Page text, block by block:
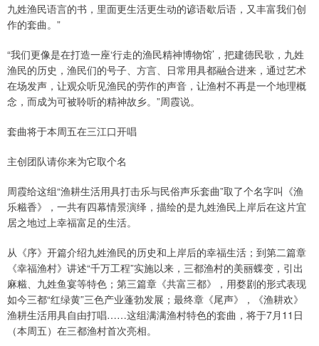
九姓渔民语言的书，里面更生活更生动的谚语歇后语，又丰富我们创
作的套曲。”
“我们更像是在打造一座‘行走的渔民精神博物馆’，把建德民歌，九姓
渔民的历史，渔民们的号子、方言、日常用具都融合进来，通过艺术
在场发声，让观众听见渔民的劳作的声音，让渔村不再是一个地理概
念，而成为可被聆听的精神故乡。”周霞说。
套曲将于本周五在三江口开唱
主创团队请你来为它取个名
周霞给这组“渔耕生活用具打击乐与民俗声乐套曲”取了个名字叫《渔
乐糍香》，一共有四幕情景演绎，描绘的是九姓渔民上岸后在这片宜
居之地过上幸福富足的生活。
从《序》开篇介绍九姓渔民的历史和上岸后的幸福生活；到第二篇章
《幸福渔村》讲述“千万工程”实施以来，三都渔村的美丽蝶变，引出
麻糍、九姓鱼宴等特色；第三篇章《共富三都》，用婺剧的形式表现
如今三都“红绿黄”三色产业蓬勃发展；最终章《尾声》，《渔耕欢》
渔耕生活用具自由打唱……这组满满渔村特色的套曲，将于7月11日
（本周五）在三都渔村首次亮相。